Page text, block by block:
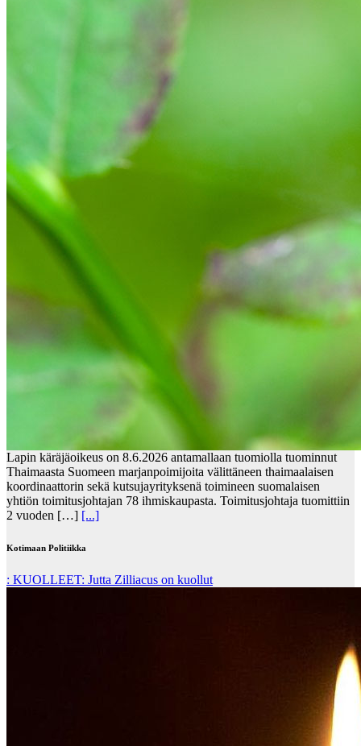
Lapin käräjäoikeus on 8.6.2026 antamallaan tuomiolla tuominnut
Thaimaasta Suomeen marjanpoimijoita välittäneen thaimaalaisen
koordinaattorin sekä kutsujayrityksenä toimineen suomalaisen
yhtiön toimitusjohtajan 78 ihmiskaupasta. Toimitusjohtaja tuomittiin
2 vuoden […] [...]
Kotimaan Politiikka
: KUOLLEET: Jutta Zilliacus on kuollut